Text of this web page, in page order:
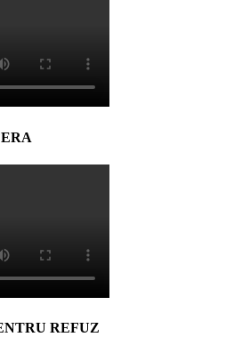
REFUZ